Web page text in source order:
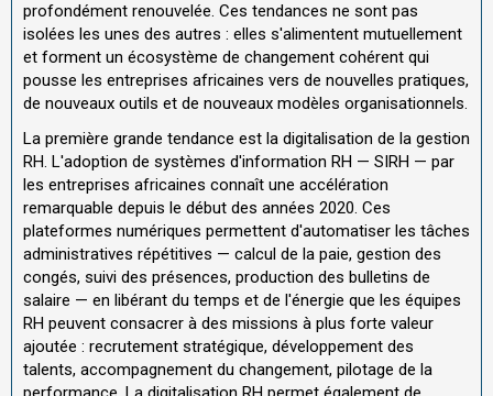
profondément renouvelée. Ces tendances ne sont pas
isolées les unes des autres : elles s'alimentent mutuellement
et forment un écosystème de changement cohérent qui
pousse les entreprises africaines vers de nouvelles pratiques,
de nouveaux outils et de nouveaux modèles organisationnels.
La première grande tendance est la digitalisation de la gestion
RH. L'adoption de systèmes d'information RH — SIRH — par
les entreprises africaines connaît une accélération
remarquable depuis le début des années 2020. Ces
plateformes numériques permettent d'automatiser les tâches
administratives répétitives — calcul de la paie, gestion des
congés, suivi des présences, production des bulletins de
salaire — en libérant du temps et de l'énergie que les équipes
RH peuvent consacrer à des missions à plus forte valeur
ajoutée : recrutement stratégique, développement des
talents, accompagnement du changement, pilotage de la